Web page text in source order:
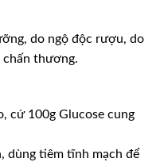
do ngộ độc rượu, do
chấn thương.
cứ 100g Glucose cung
dùng tiêm tĩnh mạch để